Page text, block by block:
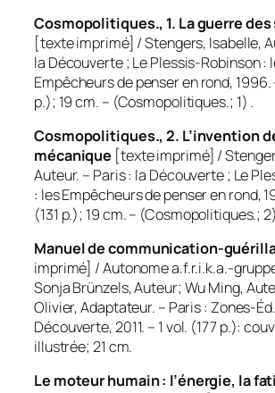
Cosmopolitiques., 1. La guerre
[texte imprimé] / Stengers, Isabelle,
la Découverte ; Le Plessis-Robinson :
Empêcheurs de penser en rond, 1996.
p.); 19 cm. – (Cosmopolitiques.; 1) .
Cosmopolitiques., 2. L’invention
mécanique [texte imprimé] /
Auteur. – Paris : la Découverte ; Le
: les Empêcheurs de penser en rond,
(131 p.); 19 cm. – (Cosmopolitiques.;
Manuel de communication-
imprimé] / Autonome a.f.r.i.k.a.-
Sonja Brünzels, Auteur; Wu Ming,
Olivier, Adaptateur. – Paris : Zones-
Découverte, 2011. – 1 vol. (177 p.):
illustrée; 21 cm.
Le moteur humain : l’énergie, la